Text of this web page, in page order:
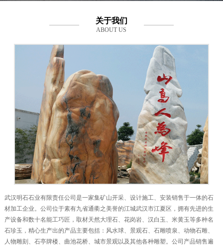
关于我们
ABOUT US
武汉明石石业有限责任公司是一家集矿山开采、设计施工、安装销售于一体的石
材加工企业。公司位于素有九省通衢之美誉的江城武汉市江夏区，拥有先进的生
产设备和数十名能工巧匠，取材天然大理石、花岗岩、汉白玉、米黄玉等多种名
石珍玉，精心生产出的产品主要包括：风水球、景观石、石雕喷泉、动物石雕、
人物雕刻、石亭牌楼、曲池花桥、城市景观以及其他各种雕塑。公司产品销售遍